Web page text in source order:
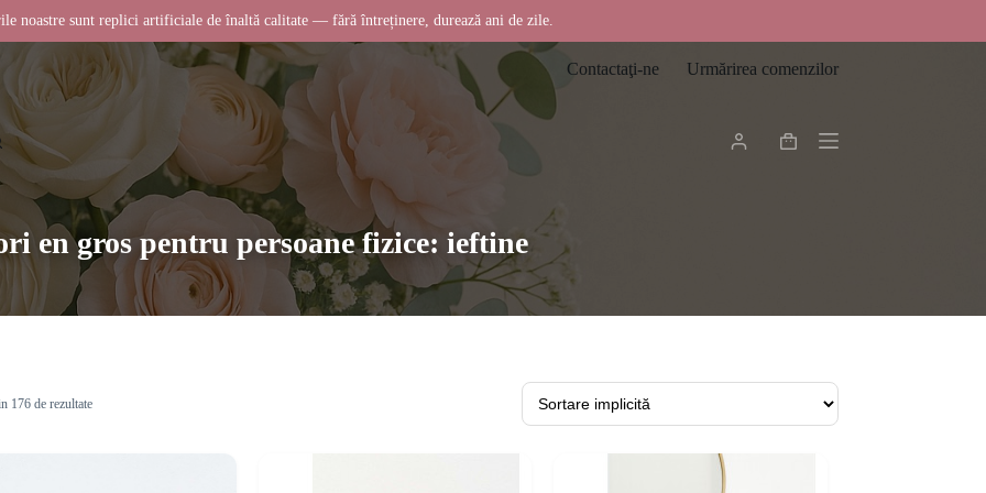
noastre sunt replici artificiale de înaltă calitate — fără întreținere, durează ani de zile.
Contactaţi-ne Urmărirea comenzilor
Coș
en gros pentru persoane fizice: ieftine
176 de rezultate